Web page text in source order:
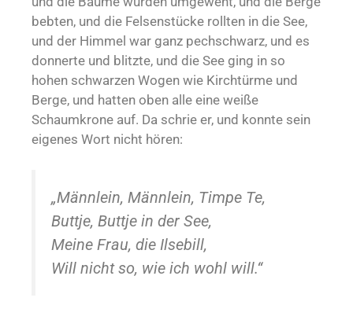
bebten, und die Felsenstücke rollten in die See,
und der Himmel war ganz pechschwarz, und es
donnerte und blitzte, und die See ging in so
hohen schwarzen Wogen wie Kirchtürme und
Berge, und hatten oben alle eine weiße
Schaumkrone auf. Da schrie er, und konnte sein
eigenes Wort nicht hören:
„Männlein, Männlein, Timpe Te,
Buttje, Buttje in der See,
Meine Frau, die Ilsebill,
Will nicht so, wie ich wohl will.“